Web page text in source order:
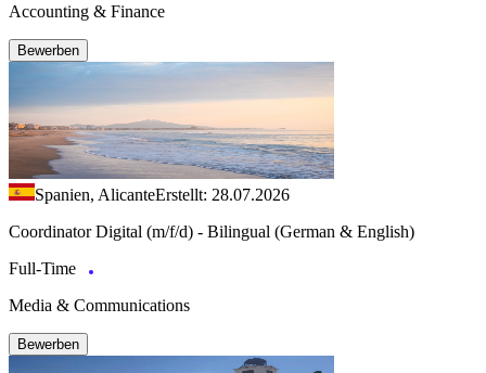
Accounting & Finance
Bewerben
Spanien, AlicanteErstellt: 28.07.2026
Coordinator Digital (m/f/d) - Bilingual (German & English)
Full-Time
Media & Communications
Bewerben